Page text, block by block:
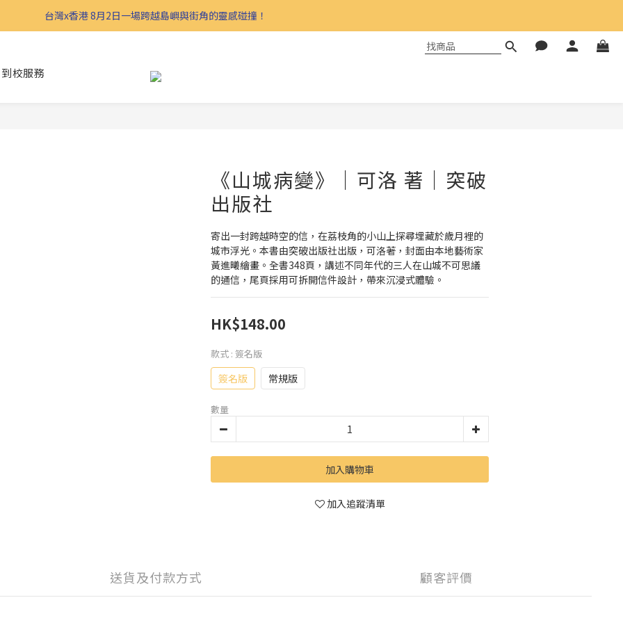
台灣x香港 8月2日一場跨越島嶼與街角的靈感碰撞！
到校服務
《山城病變》｜可洛 著｜突破
出版社
寄出一封跨越時空的信，在荔枝角的小山上探尋埋藏於歲月裡的
城市浮光。本書由突破出版社出版，可洛著，封面由本地藝術家
黃進曦繪畫。全書348頁，講述不同年代的三人在山城不可思議
的通信，尾頁採用可拆開信件設計，帶來沉浸式體驗。
HK$148.00
款式 : 簽名版
簽名版 常規版
數量
加入購物車
加入追蹤清單
送貨及付款方式 顧客評價